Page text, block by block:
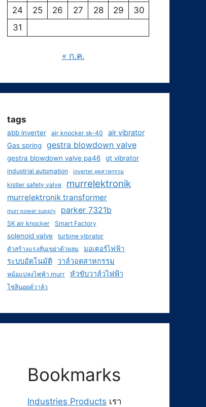
24
25 26 27 28 29
30
31
« ก.ค.
tags
abb inverter air knocker sk-40 air vibrator
Gas spring gestra blowdown valve
gestra blowdown valve pa46 gt vibrator
industrial automation inverter อุตสาหกรรม
kistler safety valve murrelektronik
murrelektronik transformer
murr power supply parker 7321b
SK air knocker Smart Factory
solenoid valve
turbine vibrator
ตัวสร้างแรงสั่นเขย่าด้วยลม
มอเตอร์ไฟฟ้า
ระบบอัตโนมัติ วาล์วอุตสาหกรรม
หม้อแปลงไฟฟ้า murr หัวขับวาล์วไฟฟ้า
โซลินอยด์วาล์ว
Bookmarks
Industries Products เรา